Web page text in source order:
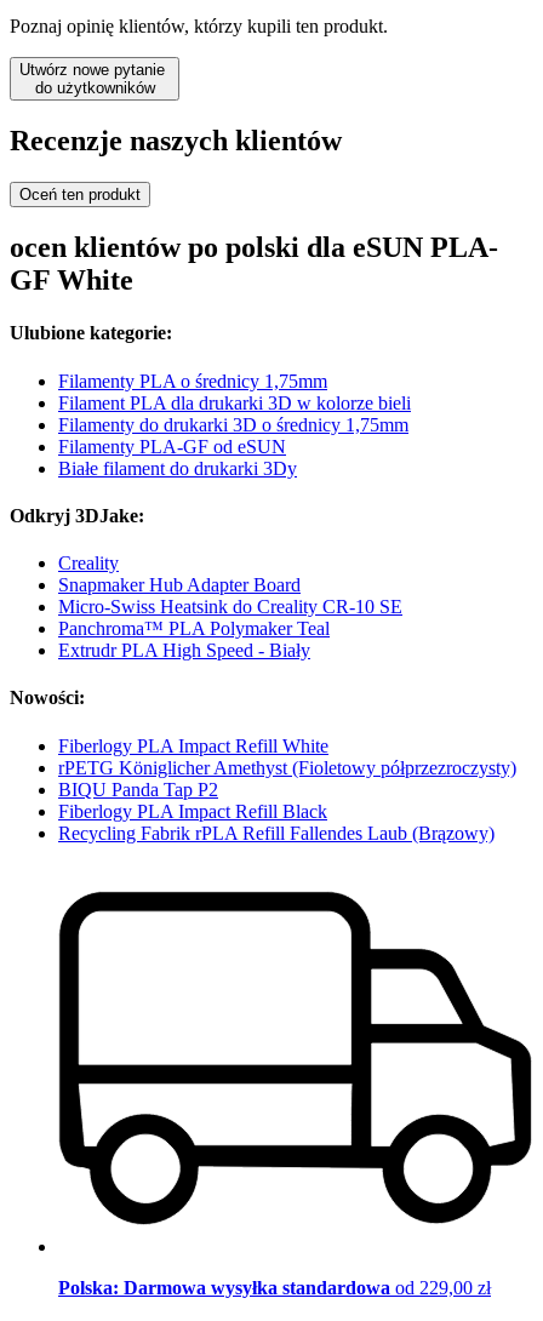
Poznaj opinię klientów, którzy kupili ten produkt.
Utwórz nowe pytanie
do użytkowników
Recenzje naszych klientów
Oceń ten produkt
ocen klientów po polski dla eSUN PLA-
GF White
Ulubione kategorie:
Filamenty PLA o średnicy 1,75mm
Filament PLA dla drukarki 3D w kolorze bieli
Filamenty do drukarki 3D o średnicy 1,75mm
Filamenty PLA-GF od eSUN
Białe filament do drukarki 3Dy
Odkryj 3DJake:
Creality
Snapmaker Hub Adapter Board
Micro-Swiss Heatsink do Creality CR-10 SE
Panchroma™ PLA Polymaker Teal
Extrudr PLA High Speed - Biały
Nowości:
Fiberlogy PLA Impact Refill White
rPETG Königlicher Amethyst (Fioletowy półprzezroczysty)
BIQU Panda Tap P2
Fiberlogy PLA Impact Refill Black
Recycling Fabrik rPLA Refill Fallendes Laub (Brązowy)
Polska: Darmowa wysyłka standardowa od 229,00 zł